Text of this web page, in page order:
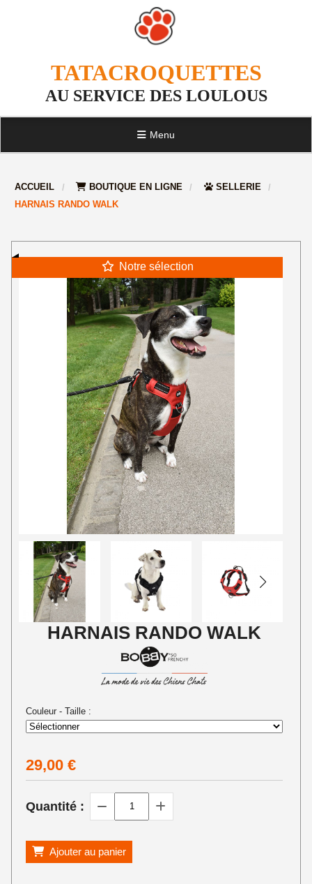
TATACROQUETTES
AU SERVICE DES LOULOUS
Menu
ACCUEIL BOUTIQUE EN LIGNE
SELLERIE
HARNAIS RANDO WALK
Notre sélection
HARNAIS RANDO WALK
Couleur - Taille :
29,00 €
Quantité :
Ajouter au panier